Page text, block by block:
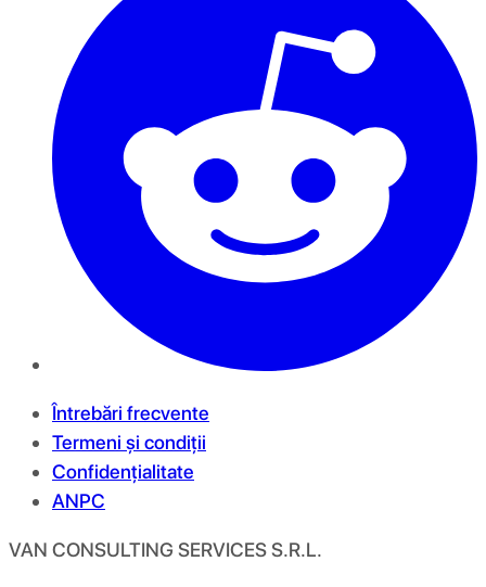
Întrebări frecvente
Termeni și condiții
Confidențialitate
ANPC
VAN CONSULTING SERVICES S.R.L.